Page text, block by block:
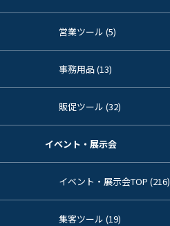
営業ツール (5)
事務用品 (13)
販促ツール (32)
イベント・展示会
イベント・展示会TOP (216)
集客ツール (19)